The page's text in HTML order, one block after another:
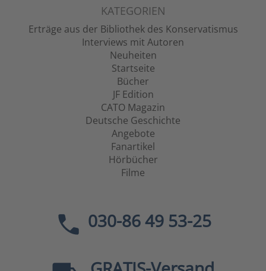
KATEGORIEN
Erträge aus der Bibliothek des Konservatismus
Interviews mit Autoren
Neuheiten
Startseite
Bücher
JF Edition
CATO Magazin
Deutsche Geschichte
Angebote
Fanartikel
Hörbücher
Filme
030-86 49 53-25